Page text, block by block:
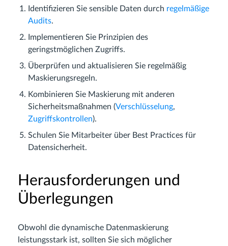
Identifizieren Sie sensible Daten durch regelmäßige
Audits.
Implementieren Sie Prinzipien des
geringstmöglichen Zugriffs.
Überprüfen und aktualisieren Sie regelmäßig
Maskierungsregeln.
Kombinieren Sie Maskierung mit anderen
Sicherheitsmaßnahmen (Verschlüsselung,
Zugriffskontrollen).
Schulen Sie Mitarbeiter über Best Practices für
Datensicherheit.
Herausforderungen und
Überlegungen
Obwohl die dynamische Datenmaskierung
leistungsstark ist, sollten Sie sich möglicher